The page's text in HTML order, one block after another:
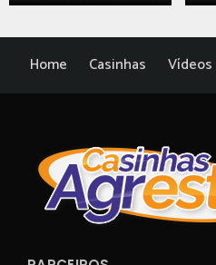
Home Casinhas Vídeos